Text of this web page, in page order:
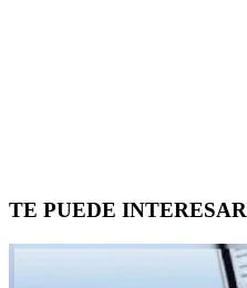
TE PUEDE INTERESAR